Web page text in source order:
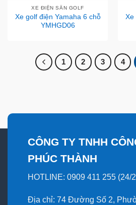
XE ĐIỆN SÂN GOLF
Xe golf điện Yamaha 6 chỗ
YMHGD06
Xe
1 2 3 4
CÔNG TY TNHH
PHÚC THÀNH
HOTLINE: 0909 411 255 (24/
Địa chỉ: 74 Đường Số 2,